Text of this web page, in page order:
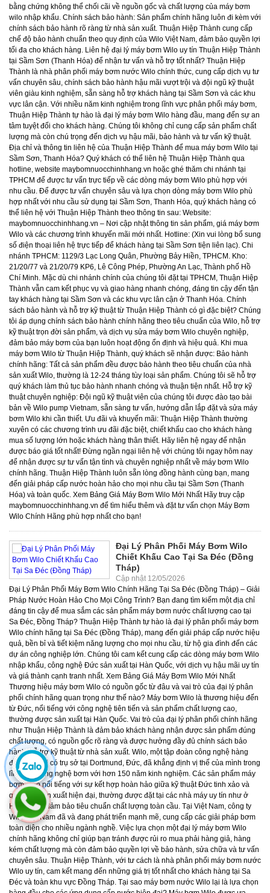
Đại Lý Phân Phối Máy Bơm Wilo
Chiết Khấu Cao Tại Sa Đéc (Đồng
Tháp)
Cập nhật 12/05/2026
Đại Lý Phân Phối Máy Bơm Wilo Chính Hãng Tại Sa Đéc (Đồng Tháp) – Giải Pháp Nước Hoàn Hảo Cho Mọi Công Trình? Bạn đang tìm kiếm một địa chỉ đáng tin cậy để mua sắm các sản phẩm máy bơm nước chất lượng cao tại Sa Đéc, Đồng Tháp? Thuận Hiệp Thành tự hào là đại lý phân phối máy bơm Wilo chính hãng tại Sa Đéc (Đồng Tháp), mang đến giải pháp cấp nước hiệu quả, bền bỉ và tiết kiệm năng lượng cho mọi nhu cầu, từ hộ gia đình đến các dự án công nghiệp lớn. Chúng tôi cam kết cung cấp các dòng máy bơm Wilo nhập khẩu, công nghệ Đức sản xuất tại Hàn Quốc, với dịch vụ hậu mãi uy tín và giá thành cạnh tranh nhất. Xem Bảng Giá Máy Bơm Wilo Mới Nhất Thương hiệu máy bơm Wilo có nguồn gốc từ đâu và vai trò của đại lý phân phối chính hãng quan trọng như thế nào? Máy bơm Wilo là thương hiệu đến từ Đức, nổi tiếng với công nghệ tiên tiến và sản phẩm chất lượng cao, thường được sản xuất tại Hàn Quốc. Vai trò của đại lý phân phối chính hãng như Thuận Hiệp Thành là đảm bảo khách hàng nhận được sản phẩm đúng chất lượng, có nguồn gốc rõ ràng và được hưởng đầy đủ chính sách bảo hành, hỗ trợ kỹ thuật từ nhà sản xuất. Wilo, một tập đoàn công nghệ hàng đầu thế giới có trụ sở tại Dortmund, Đức, đã khẳng định vị thế của mình trong lĩnh vực công nghệ bơm với hơn 150 năm kinh nghiệm. Các sản phẩm máy bơm Wilo nổi tiếng với sự kết hợp hoàn hảo giữa kỹ thuật Đức tinh xảo và quy trình sản xuất hiện đại, thường được đặt tại các nhà máy uy tín như ở Hàn Quốc, đảm bảo tiêu chuẩn chất lượng toàn cầu. Tại Việt Nam, công ty Wilo Việt Nam đã và đang phát triển mạnh mẽ, cung cấp các giải pháp bơm toàn diện cho nhiều ngành nghề. Việc lựa chọn một đại lý máy bơm Wilo chính hãng không chỉ giúp bạn tránh được rủi ro mua phải hàng giả, hàng kém chất lượng mà còn đảm bảo quyền lợi về bảo hành, sửa chữa và tư vấn chuyên sâu. Thuận Hiệp Thành, với tư cách là nhà phân phối máy bơm nước Wilo uy tín, cam kết mang đến những giá trị tốt nhất cho khách hàng tại Sa Đéc và toàn khu vực Đồng Tháp. Tại sao máy bơm nước Wilo lại là lựa chọn hàng đầu cho các ứng dụng cấp nước hiện đại? Máy bơm Wilo được ưa chuộng nhờ khả năng vận hành êm ái, tiết kiệm điện năng vượt trội, độ bền cao và tích hợp công nghệ biến tần tiên tiến, mang lại hiệu suất tối ưu và tuổi thọ lâu dài. Sự lựa chọn máy bơm nước Wilo chính hãng không chỉ là đầu tư vào một thiết bị, mà là đầu tư vào hiệu quả và sự an tâm lâu dài. Các dòng máy bơm wilo nhập khẩu nổi bật với những ưu điểm vượt trội: Vận hành êm ái, giảm thiểu tiếng ồn: Một trong những điểm mạnh lớn nhất của bom wilo là khả năng hoạt động cực kỳ êm ái. Với công nghệ giảm rung tiên tiến và thiết kế tối ưu, độ ồn của các dòng bơm sinh hoạt thường chỉ ở mức 40-50 dB, tương đương với tiếng nói chuyện bình thường, không gây khó chịu cho người sử dụng, đặc biệt phù hợp cho các khu dân cư hay văn phòng. Tiết kiệm điện năng vượt trội: Wilo luôn đi đầu trong việc phát triển các giải pháp tiết kiệm năng lượng. Nhiều mẫu máy bơm biến tần Wilo có khả năng điều chỉnh công suất theo nhu cầu thực tế, giúp giảm lượng điện tiêu thụ đến 30-50% so với các dòng bơm truyền thống. Ví dụ, một máy bơm biến tần Wilo có thể tự động giảm vòng quay khi áp lực nước đủ, từ đó tối ưu hóa hiệu suất và giảm chi phí vận hành đáng kể cho gia đình hoặc doanh nghiệp. Độ bền cao, tuổi thọ kéo dài: Được sản xuất từ vật liệu cao cấp như thép không gỉ, gang đúc chịu lực và các linh kiện điện tử chất lượng, may bom wilo có khả năng chống ăn mòn, chịu nhiệt tốt và hoạt động ổn định trong nhiều điều kiện môi trường khắc nghiệt. Theo thống kê của Wilo, tuổi thọ trung bình của một máy bơm Wilo có thể lên đến 10-15 năm nếu được bảo trì đúng cách, cao hơn đáng kể so với các sản phẩm thông thường. Công nghệ biến tần Wilo tiên tiến: Đây là công nghệ cốt lõi giúp máy bơm tăng áp biến tần Wilo điều chỉnh tốc độ động cơ linh hoạt, duy trì áp lực nước ổn định mà không cần khởi động/dừng liên tục. Điều này không chỉ giúp tiết kiệm điện mà còn kéo dài tuổi thọ của động cơ và hệ thống đường ống. Các dòng bơm biến tần Wilo như Wilo Smart Controller hay Wilo-Helix EXCEL là minh chứng rõ ràng cho sự đổi mới này. Các dòng máy bơm Wilo tiêu biểu nào đang được phân phối tại đại lý Thuận Hiệp Thành? Thuận Hiệp Thành cung cấp đa dạng các dòng máy bơm Wilo, bao gồm bơm tăng áp, bơm đẩy cao, bơm tuần hoàn nước nóng, bơm chìm và các giải pháp bơm chuyên dụng khác, đáp ứng mọi nhu cầu từ sinh hoạt đến công nghiệp. Những dòng bơm tăng áp Wilo nào phù hợp cho gia đình và công nghiệp? Wilo cung cấp các dòng bơm tăng áp phổ biến như PB Series (PB-201EA, PB-088EA, PB-400EA) cho gia đình, và các dòng tích hợp biến tần như Wilo-PW cho hiệu suất cao hơn, ổn định áp lực nước. Các dòng bơm tăng áp wilo là giải pháp lý tưởng để khắc phục tình trạng nước yếu, đảm bảo áp lực nước mạnh mẽ và ổn định cho mọi thiết bị trong nhà. Thuận Hiệp Thành hiện đang phân phối các model tiêu biểu: Wilo PB Series (PB-201EA, PB-088EA, PB-400EA): Đây là những dòng máy bơm tăng áp điện tử Wilo tự động, hoạt động êm ái và bền bỉ. Ví dụ, Wilo PB-201EA với công suất 200W, lưu lượng tối đa 36 lít/phút, phù hợp cho gia đình có 1-2 phòng tắm. Wilo PB-088EA (80W) lý tưởng cho các căn hộ nhỏ, trong khi Wilo PB-400EA (400W) có thể đáp ứng nhu cầu cho biệt thự hoặc nhà phố nhiều tầng. Các dòng này tích hợp rơ le điện tử, giúp bơm hoạt động chính xác và an toàn. Wilo PW Series (PW-251E, PW-750E): Dòng máy bơm nước tăng áp Wilo này được thiết kế để cung cấp áp lực ổn định cho các hệ thống lớn hơn. Wilo PW-251E (250W) và Wilo PW-750E (750W) là lựa chọn tuyệt vời cho các tòa nhà văn phòng nhỏ, nhà hàng hoặc biệt thự cao cấp, nơi đòi hỏi lưu lượng và áp lực cao hơn. Wilo PWI Series (PWI-200EAH): Đây là dòng máy bơm tăng áp biến tần Wilo cao cấp, mang lại hiệu quả năng lượng tối đa và khả năng duy trì áp lực cực kỳ ổn định. Công nghệ biến tần giúp bơm điều chỉnh công suất liên tục, tiết kiệm điện năng đến 40% so với bơm thông thường. Wilo PBI Series (PBI-L203EA): Dòng bơm tăng áp tích hợp bình tích áp Wilo, giúp giảm số lần khởi động/tắt của bơm, tăng tuổi thọ và duy trì áp lực ổn định hơn. Các dòng bơm đẩy cao Wilo được ứng dụng trong những trường hợp nào? Bơm đẩy cao Wilo, như dòng Wilo Initial Jet và Wilo MHI, được thiết kế để bơm nước từ giếng, bể ngầm lên các tầng cao hoặc bồn chứa trên mái, đảm bảo nguồn nước ổn định cho sinh hoạt và tưới tiêu. Khi cần đẩy nước lên cao hoặc vận chuyển nước đi xa, các dòng bơm đẩy cao Wilo là lựa chọn không thể thiếu. Chúng tôi cung cấp: Wilo Initial Jet Series (Initial Jet 4-4): Đây là dòng bơm tự mồi, lý tưởng để hút nước từ giếng khoan, giếng đào có độ sâu vừa phải hoặc bể chứa ngầm và đẩy lên các tầng cao. Với công suất 750W, Wilo Initial Jet 4-4 có thể đạt cột áp tối đa khoảng 45m, đáp ứng tốt nhu cầu cho nhà 3-4 tầng. Wilo MHI Series: Các dòng Wilo MHI là bơm ly tâm đa tầng cánh, được thiết kế để cung cấp lưu lượng và cột áp lớn, rất phù hợp cho các tòa nhà cao tầng, hệ thống tưới tiêu quy mô lớn hoặc các ứng dụng công nghiệp. Ví dụ, Wilo MHI 204 (550W) có thể đẩy nước lên tới 50m, trong khi Wilo MHI 406 (1100W) có thể đạt cột áp 60m với lưu lượng lớn hơn. Wilo Helix Series: Dòng bơm trục đứng đa tầng cánh Wilo Helix được thiết kế cho các ứng dụng đòi hỏi áp lực cực cao và lưu lượng lớn, như hệ thống cấp nước cho chung cư, khách sạn, nhà máy hoặc bơm chữa cháy wilo. Hiệu suất cao và độ bền vượt trội là điểm mạnh của dòng này. Giải pháp bơm nước nóng và tuần hoàn hiệu quả với Wilo? Để đảm bảo nước nóng luôn sẵn sàng và tuần hoàn hiệu quả trong hệ thống, Wilo cung cấp các dòng bơm tuần hoàn chuyên dụng như Wilo-Star-Z và Wilo-Stratos PICO, giúp tiết kiệm năng lượng và tăng sự tiện nghi. Trong các hệ thống cấp nước nóng, đặc biệt là ở các hộ gia đình, khách sạn hay khu nghỉ dưỡng, việc duy trì nhiệt độ và áp lực nước nóng ổn định là rất quan trọng. Các dòng bơm nước nóng Wilo và bơm tuần hoàn Wilo là giải pháp tối ưu: Bơm tuần hoàn nước nóng Wilo-Star-Z Series: Dòng bơm này được thiết kế đặc biệt để tuần hoàn nước nóng trong các hệ thống nước sinh hoạt, đảm bảo nước nóng luôn có sẵn ngay lập tức tại vòi mà không cần chờ đợi. Điều này không chỉ tăng sự tiện nghi mà còn giúp tiết kiệm nước đáng kể. Ví dụ, Wilo-Star-Z 15 TT với bộ hẹn giờ và điều khiển nhiệt độ tích hợp, công suất chỉ khoảng 25W, có thể giảm thiểu lãng phí nước và năng lượng. Bơm hồi nước nóng Wilo-Stratos PICO: Đây là dòng bơm tuần hoàn hiệu suất cao với động cơ EC, tiết kiệm năng lượng tối đa. Với khả năng tự động điều chỉnh lưu lượng theo nhu cầu, Wilo-Stratos PICO là lựa chọn hoàn hảo cho các hệ thống sưởi ấm và nước nóng quy mô lớn, giúp giảm chi phí vận hành đến 90% so với bơm truyền thống. Các dòng bơm chuyên dụng khác của Wilo có những ứng dụng nào? Ngoài các dòng bơm phổ biến, Wilo còn cung cấp bơm chìm nước thải, bơm hỏa tiễn, bơm hóa chất và bơm từ, phục vụ các nhu cầu đặc biệt trong xử lý nước thải, khai thác nước ngầm và công nghiệp. Để đáp ứng các nhu cầu chuyên biệt, Wilo còn phát triển nhiều dòng bơm khác: Bơm chìm Wilo (Máy bơm chìm nước thải Wilo): Các dòng bơm chìm Wilo, đặc biệt là máy bơm chìm nước thải Wilo như Wilo-Drain, được thiết kế để xử lý nước thải sinh hoạt, công nghiệp có chứa chất rắn. Với khả năng hoạt động bền bỉ trong môi trường khắc nghiệt, chúng là lựa chọn hàng đầu cho các hệ thống thoát nước, trạm bơm xử lý nước thải. Bơm hỏa tiễn Wilo: Dòng bơm này chuyên dùng cho giếng khoan sâu, với thiết kế dạng hình trụ dài để thả chìm xuống lòng giếng. Bơm hỏa tiễn Wilo đảm bảo cung cấp nguồn nước sạch từ sâu lòng đất lên mặt đất với hiệu suất cao. Bơm hóa chất Wilo (Máy bơm hóa chất dạng từ Wilo): Đối với các ứng dụng công nghiệp cần bơm các loại hóa chất ăn mòn, độc hại, máy bơm hóa chất Wilo, đặc biệt là máy bơm hóa chất dạng từ Wilo hay bơm từ Wilo, là giải pháp an toàn và hiệu quả. Công nghệ bơm từ không có phớt cơ khí, loại bỏ hoàn toàn nguy cơ rò rỉ, bảo vệ môi trường và an toàn cho người vận hành. Làm thế nào để cập nhật bảng giá máy bơm Wilo mới nhất và tìm kiếm